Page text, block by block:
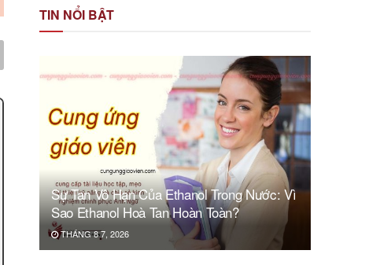
TIN NỔI BẬT
Sự Tan Vô Hạn Của Ethanol Trong Nước: Vì
Sao Ethanol Hoà Tan Hoàn Toàn?
THÁNG 8 7, 2026